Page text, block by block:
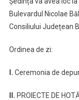
Bulevardul Nicolae
Consiliului Județean
Ordinea de zi:
I. Ceremonia de
II. PROIECTE DE